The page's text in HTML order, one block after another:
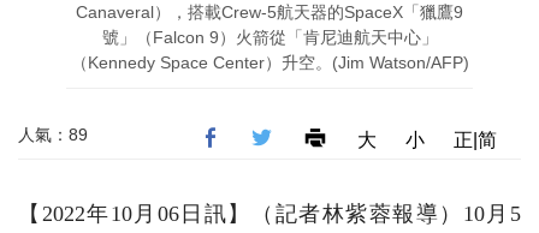
Canaveral），搭載Crew-5航天器的SpaceX「獵鷹9
號」（Falcon 9）火箭從「肯尼迪航天中心」
（Kennedy Space Center）升空。(Jim Watson/AFP)
人氣：89 大 小 正|简
【2022年10月06日訊】（記者林紫蓉報導）10月5